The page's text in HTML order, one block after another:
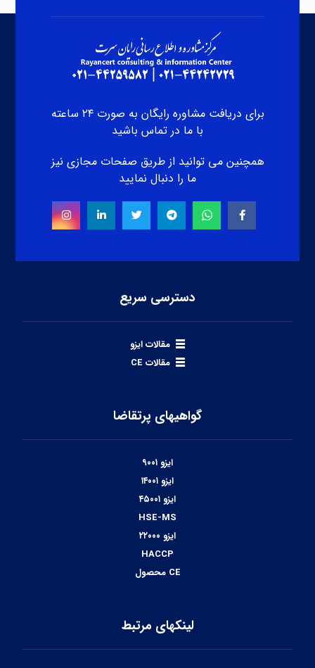
برای دریافت مشاوره رایگان به صورت ۲۴ ساعته
با ما در تماس باشید
همچنین می توانید از طریق صفحات مجازی نیز
ما را دنبال نمایید
دسترسی سریع
مقالات ایزو
مقالات CE
گواهیهای پرتقاضا
ایزو ۹۰۰۱
ایزو ۱۴۰۰۱
ایزو ۴۵۰۰۱
HSE-MS
ایزو ۲۲۰۰۰
HACCP
CE محصول
لینکهای مرتبط